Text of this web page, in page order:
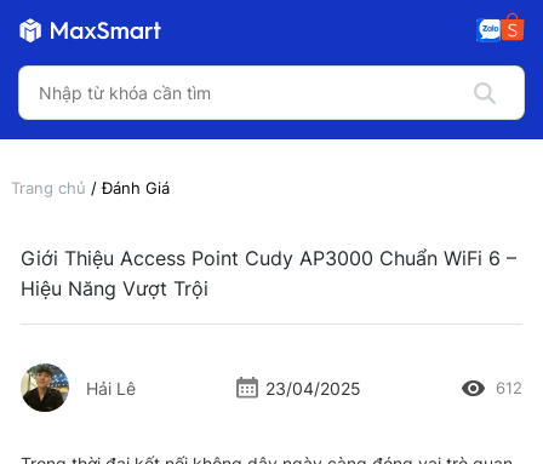
Trang chủ / Đánh Giá
Giới Thiệu Access Point Cudy AP3000 Chuẩn WiFi 6 –
Hiệu Năng Vượt Trội
Hải Lê 23/04/2025 612